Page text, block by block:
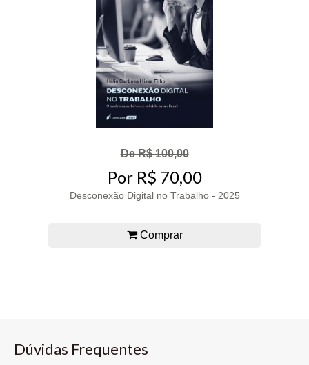
De R$ 100,00
Por R$ 70,00
Desconexão Digital no Trabalho - 2025
Comprar
Dúvidas Frequentes